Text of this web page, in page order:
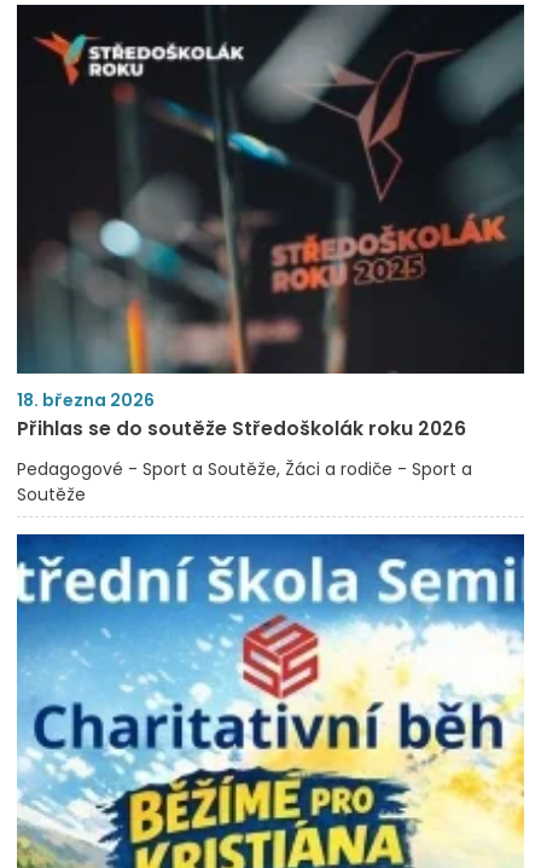
18. března 2026
Přihlas se do soutěže Středoškolák roku 2026
Pedagogové - Sport a Soutěže Žáci a rodiče - Sport a
Soutěže